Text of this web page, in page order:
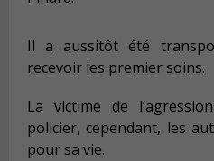
Il a aussitôt été
recevoir les premier soins.
La victime de
policier, cependant, les
pour sa vie.